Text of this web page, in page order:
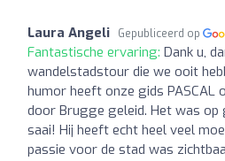
Laura Angeli Gepubliceerd op
Fantastische ervaring: Dank u,
wandelstadstour die we ooit
humor heeft onze gids PASCAL
door Brugge geleid. Het was op
saai! Hij heeft echt heel veel
passie voor de stad was